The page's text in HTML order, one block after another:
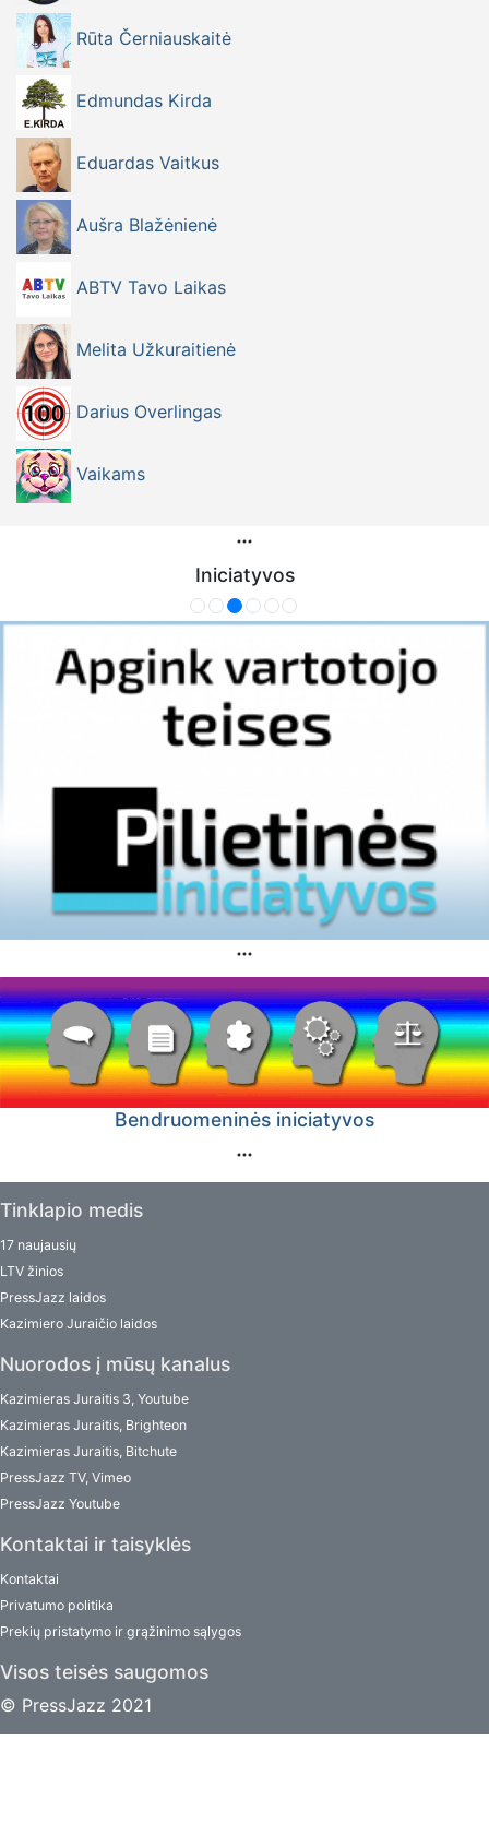
Rūta Černiauskaitė
Edmundas Kirda
Eduardas Vaitkus
Aušra Blažėnienė
ABTV Tavo Laikas
Melita Užkuraitienė
Darius Overlingas
Vaikams
Iniciatyvos
Bendruomeninės iniciatyvos
Tinklapio medis
17 naujausių
LTV žinios
PressJazz laidos
Kazimiero Juraičio laidos
Nuorodos į mūsų kanalus
Kazimieras Juraitis 3, Youtube
Kazimieras Juraitis, Brighteon
Kazimieras Juraitis, Bitchute
PressJazz TV, Vimeo
PressJazz Youtube
Kontaktai ir taisyklės
Kontaktai
Privatumo politika
Prekių pristatymo ir grąžinimo sąlygos
Visos teisės saugomos
© PressJazz 2021